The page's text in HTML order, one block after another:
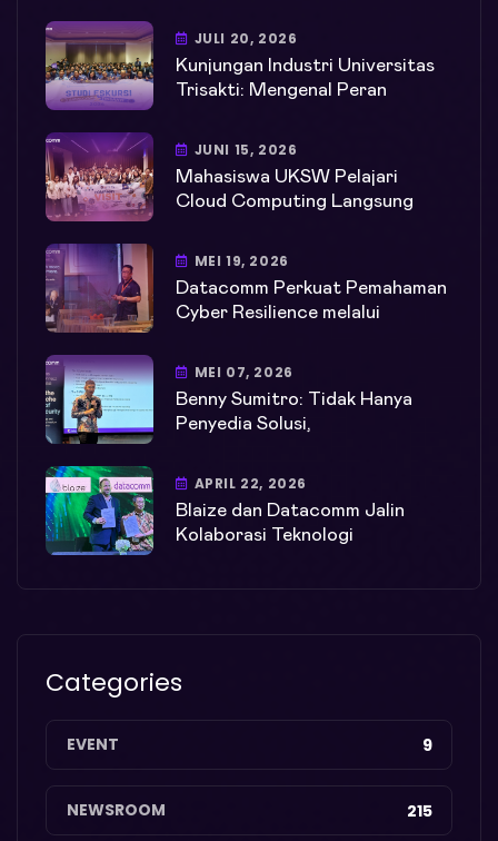
JULI 20, 2026
Kunjungan Industri Universitas
Trisakti: Mengenal Peran
JUNI 15, 2026
Mahasiswa UKSW Pelajari
Cloud Computing Langsung
MEI 19, 2026
Datacomm Perkuat Pemahaman
Cyber Resilience melalui
MEI 07, 2026
Benny Sumitro: Tidak Hanya
Penyedia Solusi,
APRIL 22, 2026
Blaize dan Datacomm Jalin
Kolaborasi Teknologi
Categories
EVENT 9
NEWSROOM 215